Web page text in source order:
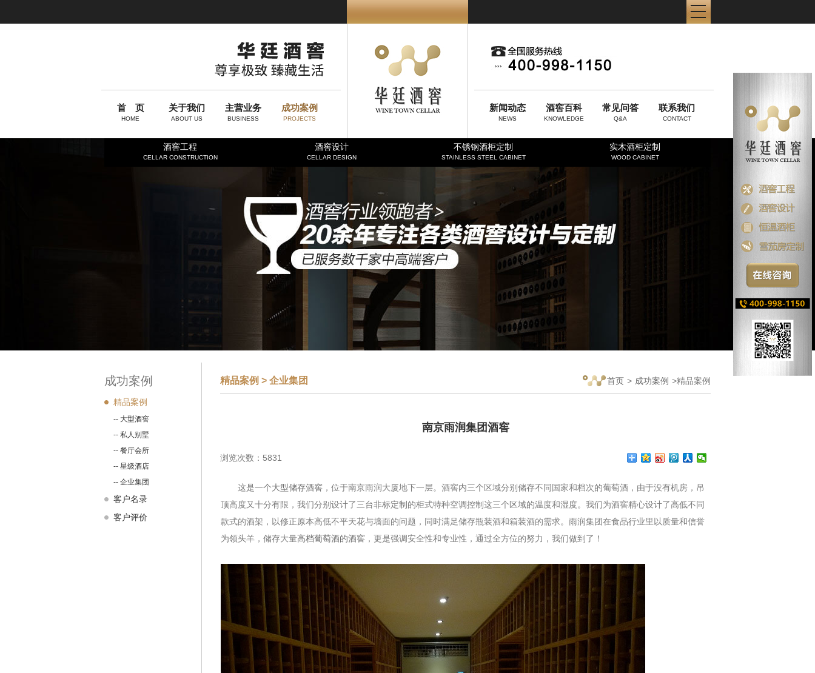
首 页
HOME
关于我们
ABOUT US
主营业务
BUSINESS
成功案例
PROJECTS
新闻动态
NEWS
酒窖百科
KNOWLEDGE
常见问答
Q&A
联系我们
CONTACT
酒窖工程
CELLAR CONSTRUCTION
酒窖设计
CELLAR DESIGN
不锈钢酒柜定制
STAINLESS STEEL CABINET
实木酒柜定制
WOOD CABINET
成功案例
精品案例
-- 大型酒窖
-- 私人别墅
-- 餐厅会所
-- 星级酒店
-- 企业集团
客户名录
客户评价
精品案例 > 企业集团 首页 > 成功案例 >精品案例
南京雨润集团酒窖
浏览次数：5831
这是一个大型储存酒窖 ，位于南京雨润大厦地下一层。酒窖内三个区域分别储存不同国家和档次的葡萄酒，由于没有机房，吊
顶高度又十分有限，我们分别设计了三台非标定制的柜式特种空调控制这三个区域的温度和湿度。我们为酒窖精心设计了高低不同
款式的酒架，以修正原本高低不平天花与墙面的问题，同时满足储存瓶装酒和箱装酒的需求。雨润集团在食品行业里以质量和信誉
为领头羊，储存大量高档葡萄酒的酒窖 ，更是强调安全性和专业性，通过全方位的努力，我们做到了！